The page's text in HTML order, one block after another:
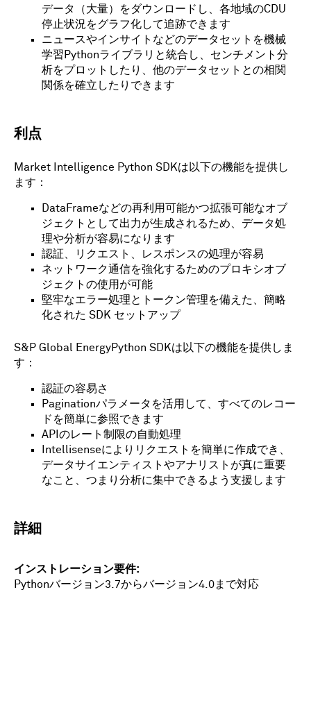
データ（大量）をダウンロードし、各地域のCDU
停止状況をグラフ化して追跡できます
ニュースやインサイトなどのデータセットを機械
学習Pythonライブラリと統合し、センチメント分
析をプロットしたり、他のデータセットとの相関
関係を確立したりできます
利点
Market Intelligence Python SDKは以下の機能を提供し
ます：
DataFrameなどの再利用可能かつ拡張可能なオブ
ジェクトとして出力が生成されるため、データ処
理や分析が容易になります
認証、リクエスト、レスポンスの処理が容易
ネットワーク通信を強化するためのプロキシオブ
ジェクトの使用が可能
堅牢なエラー処理とトークン管理を備えた、簡略
化された SDK セットアップ
S&P Global EnergyPython SDKは以下の機能を提供しま
す：
認証の容易さ
Paginationパラメータを活用して、すべてのレコー
ドを簡単に参照できます
APIのレート制限の自動処理
Intellisenseによりリクエストを簡単に作成でき、
データサイエンティストやアナリストが真に重要
なこと、つまり分析に集中できるよう支援します
詳細
インストレーション要件
Pythonバージョン3.7からバージョン4.0まで対応